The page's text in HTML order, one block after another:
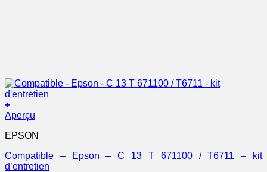
+
Aperçu
EPSON
Compatible – Epson – C 13 T 671100 / T6711 – kit
d’entretien